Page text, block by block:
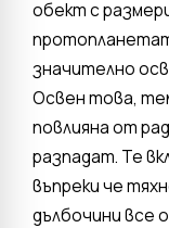
обект с
значително
Освен това,
повлияна от
разпадат. Те
въпреки че
дълбочини все